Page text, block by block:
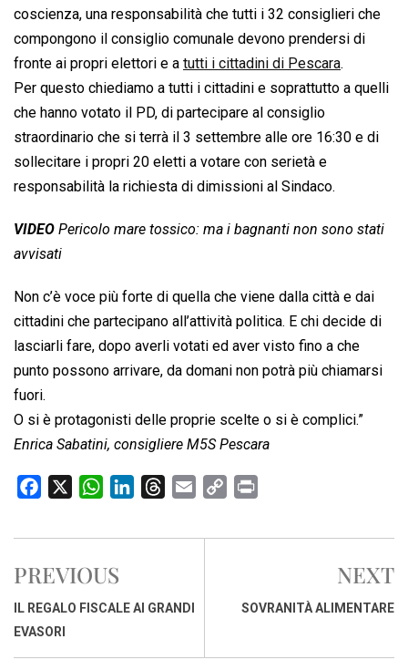
coscienza, una responsabilità che tutti i 32 consiglieri che
compongono il consiglio comunale devono prendersi di
fronte ai propri elettori e a tutti i cittadini di Pescara.
Per questo chiediamo a tutti i cittadini e soprattutto a quelli
che hanno votato il PD, di partecipare al consiglio
straordinario che si terrà il 3 settembre alle ore 16:30 e di
sollecitare i propri 20 eletti a votare con serietà e
responsabilità la richiesta di dimissioni al Sindaco.
VIDEO Pericolo mare tossico: ma i bagnanti non sono stati
avvisati
Non c’è voce più forte di quella che viene dalla città e dai
cittadini che partecipano all’attività politica. E chi decide di
lasciarli fare, dopo averli votati ed aver visto fino a che
punto possono arrivare, da domani non potrà più chiamarsi
fuori.
O si è protagonisti delle proprie scelte o si è complici.”
Enrica Sabatini, consigliere M5S Pescara
c
b
o
o
W
a
s
A
n
d
r
d
a
p
i
PREVIOUS
IL REGALO FISCALE AI GRANDI
EVASORI
NEXT
SOVRANITÀ ALIMENTARE